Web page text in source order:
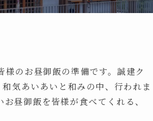
のお昼御飯の準備です。誠建ク
気あいあいと和みの中、行われま
昼御飯を皆様が食べてくれる、